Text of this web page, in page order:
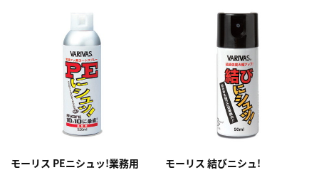
モーリス PEニシュッ!業務用 モーリス 結びニシュ!